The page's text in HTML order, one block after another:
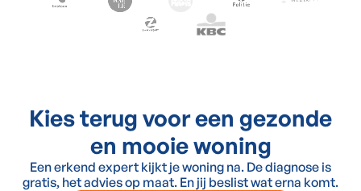
Kies terug voor een gezonde
en mooie woning
Een erkend expert kijkt je woning na. De diagnose is
gratis, het advies op maat. En jij beslist wat erna komt.